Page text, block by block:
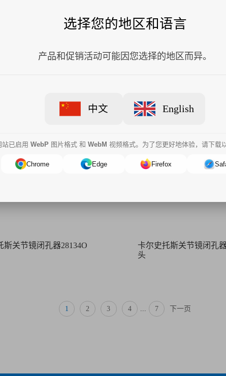
斯关节镜闭孔器28306BS, 尖头 卡尔史托斯关节镜闭孔器
斯关节镜闭孔器28134O
卡尔史托斯关节镜闭孔
头
1 2 3 4 ... 7 下一页
选择您的地区和语言
产品和促销活动可能因您选择的地区而异。
中文 English
站已启用 WebP 图片格式 和 WebM 视频格式。为了您更好地体验，请下载
Chrome Edge Firefox